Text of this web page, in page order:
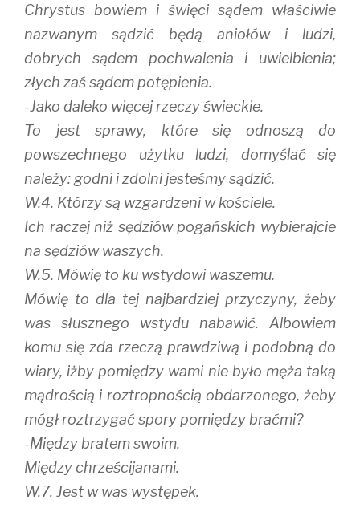
Chrystus bowiem i święci sądem właściwie
nazwanym sądzić będą aniołów i ludzi,
dobrych sądem pochwalenia i uwielbienia;
złych zaś sądem potępienia.
-Jako daleko więcej rzeczy świeckie.
To jest sprawy, które się odnoszą do
powszechnego użytku ludzi, domyślać się
należy: godni i zdolni jesteśmy sądzić.
W.4. Którzy są wzgardzeni w kościele.
Ich raczej niż sędziów pogańskich wybierajcie
na sędziów waszych.
W.5. Mówię to ku wstydowi waszemu.
Mówię to dla tej najbardziej przyczyny, żeby
was słusznego wstydu nabawić. Albowiem
komu się zda rzeczą prawdziwą i podobną do
wiary, iżby pomiędzy wami nie było męża taką
mądrością i roztropnością obdarzonego, żeby
mógł roztrzygać spory pomiędzy braćmi?
-Między bratem swoim.
Między chrześcijanami.
W.7. Jest w was występek.